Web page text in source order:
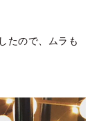
たので、ムラも